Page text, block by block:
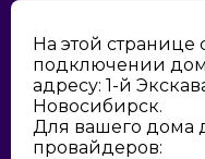
На этой
подключении
адресу: 1-й
Новосибирск.
Для вашего дома
провайдеров: